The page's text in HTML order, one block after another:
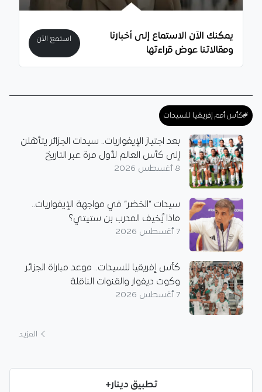
يمكنك الآن الاستماع إلى أخبارنا
ومقالاتنا عوض قراءتها
استمع الآن
#كأس أمم إفريقيا للسيدات
بعد اجتياز الإيفواريات.. سيدات الجزائر يتأهلن
إلى كأس العالم لأول مرة عبر التاريخ
8 أغسطس 2026
سيدات “الخضر” في مواجهة الإيفواريات..
ماذا يُخيف المدرب بن ستيتي؟
7 أغسطس 2026
كأس إفريقيا للسيدات.. موعد مباراة الجزائر
وكوت ديفوار والقنوات الناقلة
7 أغسطس 2026
المزيد
تطبيق دينار+